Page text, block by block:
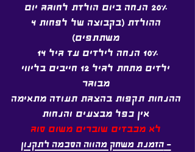
20% הנחה ביום הולדת לחוגג יום
ההולדת (בקבוצה של לפחות 4
משתתפים)
10% הנחה לילדים עד גיל 14
ילדים מתחת לגיל 12 חייבים בליווי
מבוגר
ההנחות תקפות בהצגת תעודה מתאימה
אין כפל מבצעים והנחות
לא מכבדים שוברים משום סוג
-הזמנת משחק מהווה הסכמה לתקנון